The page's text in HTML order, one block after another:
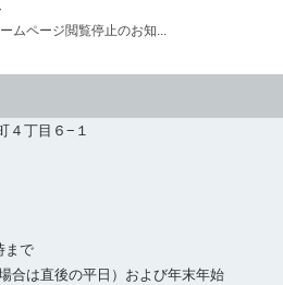
ムページ閲覧停止のお知...
４丁目６−１
まで
合は直後の平日）および年末年始